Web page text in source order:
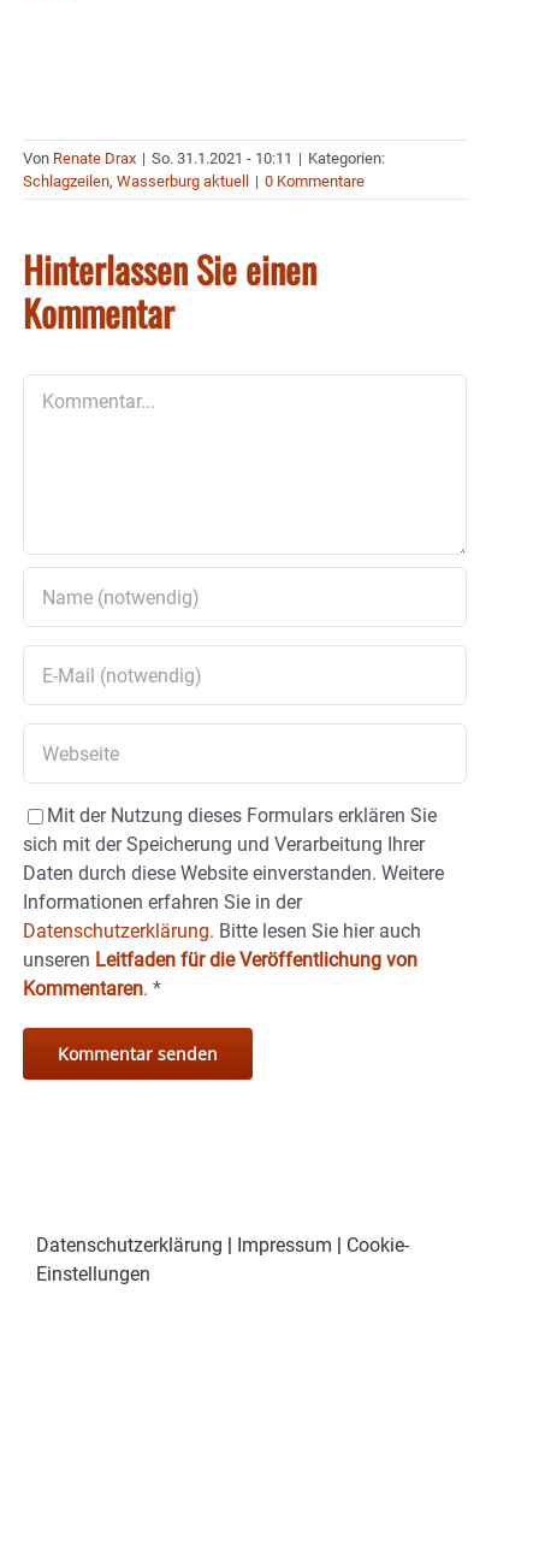
Von Renate Drax | So. 31.1.2021 - 10:11 | Kategorien:
Schlagzeilen, Wasserburg aktuell | 0 Kommentare
Hinterlassen Sie einen
Kommentar
Mit der Nutzung dieses Formulars erklären Sie
sich mit der Speicherung und Verarbeitung Ihrer
Daten durch diese Website einverstanden. Weitere
Informationen erfahren Sie in der
Datenschutzerklärung. Bitte lesen Sie hier auch
unseren Leitfaden für die Veröffentlichung von
Kommentaren. *
Datenschutzerklärung Impressum
Cookie-
Einstellungen